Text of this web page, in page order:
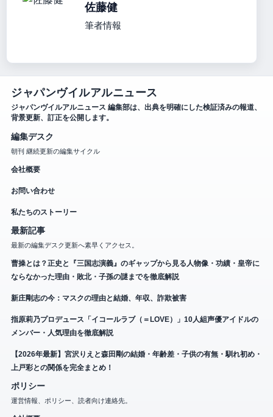
佐藤健
筆者情報
ジャパンヴイルアルニュース
ジャパンヴイルアルニュース 編集部は、出典を明確にした検証済みの報道、
背景更新、訂正を公開します。
編集デスク
朝刊 継続更新の編集サイクル
会社概要
お問い合わせ
私たちのストーリー
最新記事
最新の編集デスク更新へ素早くアクセス。
曹操とは？正史と『三国志演義』のギャップから見る人物像・功績・皇帝に
ならなかった理由・敗北・子孫の謎までを徹底解説
新庄剛志の今：マスクの理由と結婚、年収、詐欺被害
指原莉乃プロデュース「イコールラブ（＝LOVE）」10人組声優アイドルの
メンバー・人気理由を徹底解説
【2026年最新】宮沢りえと森田剛の結婚・年齢差・子供の有無・馴れ初め・
上戸彩との関係を完全まとめ！
ポリシー
運営情報、ポリシー、読者向け連絡先。